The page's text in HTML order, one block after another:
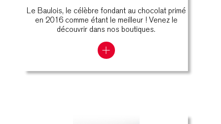
Le Baulois, le célèbre fondant au chocolat primé
en 2016 comme étant le meilleur ! Venez le
découvrir dans nos boutiques.